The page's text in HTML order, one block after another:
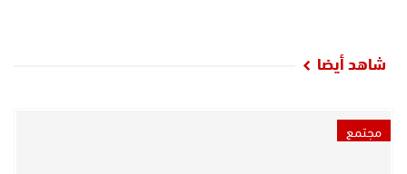
شاهد أيضا
مجتمع